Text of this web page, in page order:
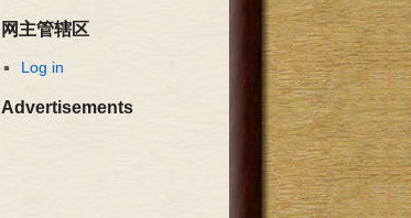
网主管辖区
Log in
Advertisements